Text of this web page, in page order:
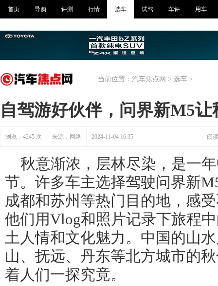
首页 导购 评测 行情 选车 试驾 车评 用车
当前位置： 汽车焦点网 > 选车 >
自驾游好伙伴，问界新M5
浏览： 4245 次 来源：网络 2024-11-04 16:35 阅
秋意渐浓，层林尽染，是一
节。许多车主选择驾驶问界新
成都和苏州等热门目的地，感
他们用Vlog和照片记录下旅程
土人情和文化魅力。中国的山
山、抚远、丹东等北方城市的
着人们一探究竟。